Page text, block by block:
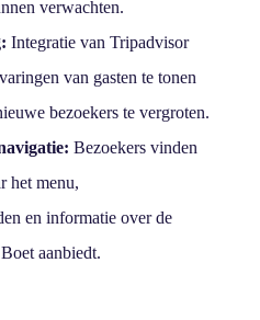
verwachten.
Integratie van Tripadvisor
van gasten te tonen
bezoekers te vergroten.
Bezoekers vinden
het menu,
en informatie over de
aanbiedt.